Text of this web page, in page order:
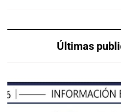
Últimas